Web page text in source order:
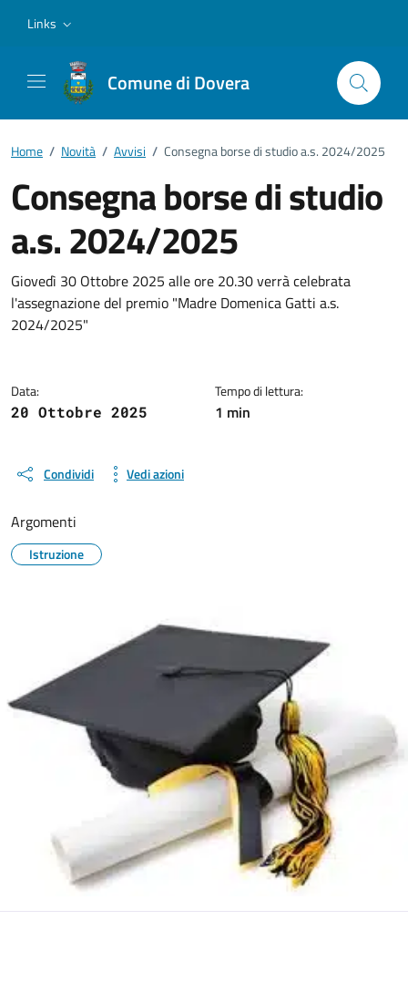
Links
Comune di Dovera
Home / Novità / Avvisi / Consegna borse di studio a.s. 2024/2025
Consegna borse di studio
a.s. 2024/2025
Dettagli della notizia
Giovedì 30 Ottobre 2025 alle ore 20.30 verrà celebrata
l'assegnazione del premio "Madre Domenica Gatti a.s.
2024/2025"
Data:
20 Ottobre 2025
Tempo di lettura:
1 min
Condividi Vedi azioni
Argomenti
Istruzione